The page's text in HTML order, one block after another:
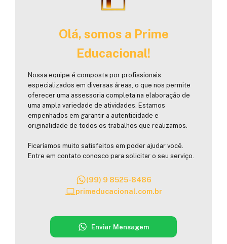
Olá, somos a Prime
Educacional!
Nossa equipe é composta por profissionais
especializados em diversas áreas, o que nos permite
oferecer uma assessoria completa na elaboração de
uma ampla variedade de atividades. Estamos
empenhados em garantir a autenticidade e
originalidade de todos os trabalhos que realizamos.
Ficaríamos muito satisfeitos em poder ajudar você.
Entre em contato conosco para solicitar o seu serviço.
(99) 9 8525-8486
primeducacional.com.br
Enviar Mensagem